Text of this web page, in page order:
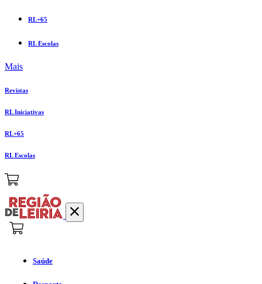
RL+65
RL Escolas
Mais
Revistas
RL Iniciativas
RL+65
RL Escolas
Saúde